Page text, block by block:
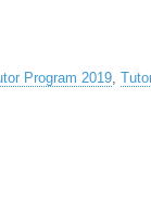
Program 2019,